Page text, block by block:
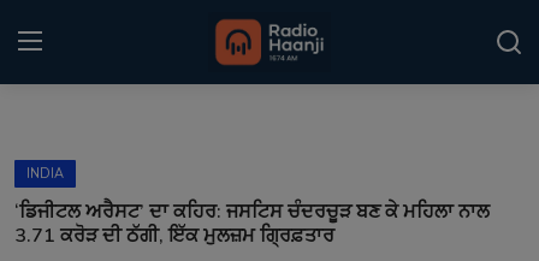
Home
INDIA
‘ਡਿਜੀਟਲ ਅਰੈਸਟ’ ਦਾ ਕਹਿਰ: ਜਸਟਿਸ ਚੰਦਰਚੂੜ ਬਣ ਕੇ ਮਹਿਲਾ ਨਾਲ
3.71 ਕਰੋੜ ਦੀ ਠੱਗੀ, ਇੱਕ ਮੁਲਜ਼ਮ ਗ੍ਰਿਫ਼ਤਾਰ